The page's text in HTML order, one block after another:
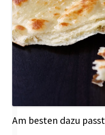
Am besten dazu passt